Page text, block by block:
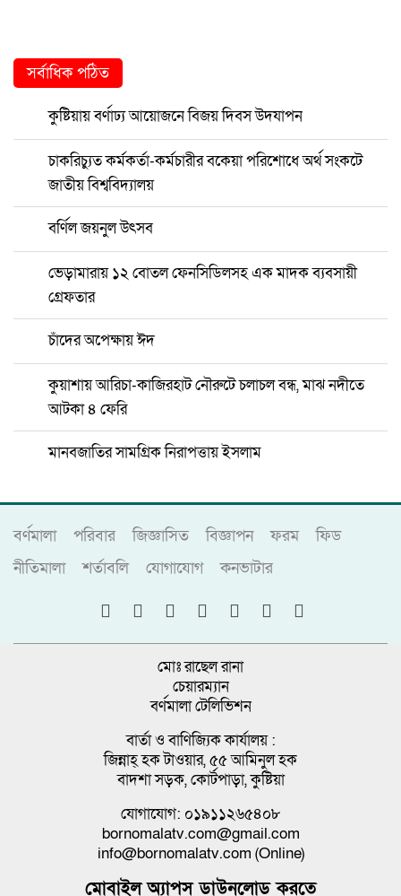
সর্বাধিক পঠিত
কুষ্টিয়ায় বর্ণাঢ্য আয়োজনে বিজয় দিবস উদযাপন
চাকরিচ্যুত কর্মকর্তা-কর্মচারীর বকেয়া পরিশোধে অর্থ সংকটে
জাতীয় বিশ্ববিদ্যালয়
বর্ণিল জয়নুল উৎসব
ভেড়ামারায় ১২ বোতল ফেনসিডিলসহ এক মাদক ব্যবসায়ী
গ্রেফতার
চাঁদের অপেক্ষায় ঈদ
কুয়াশায় আরিচা-কাজিরহাট নৌরুটে চলাচল বন্ধ, মাঝ নদীতে
আটকা ৪ ফেরি
মানবজাতির সামগ্রিক নিরাপত্তায় ইসলাম
বর্ণমালা পরিবার জিজ্ঞাসিত বিজ্ঞাপন ফরম
ফিড
নীতিমালা
শর্তাবলি যোগাযোগ কনভাটার
মোঃ রাছেল রানা
চেয়ারম্যান
বর্ণমালা টেলিভিশন
বার্তা ও বাণিজ্যিক কার্যালয় :
জিন্নাহ্ হক টাওয়ার, ৫৫ আমিনুল হক
বাদশা সড়ক, কোর্টপাড়া, কুষ্টিয়া
যোগাযোগ: ০১৯১১২৬৫৪০৮
bornomalatv.com@gmail.com
info@bornomalatv.com (Online)
মোবাইল অ্যাপস ডাউনলোড করতে